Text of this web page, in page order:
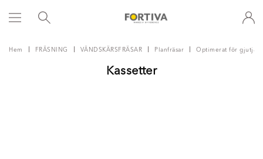
Hem FRÄSNING VÄNDSKÄRSFRÄSAR Planfräsar Optimerat för gjutjärn
Kassetter